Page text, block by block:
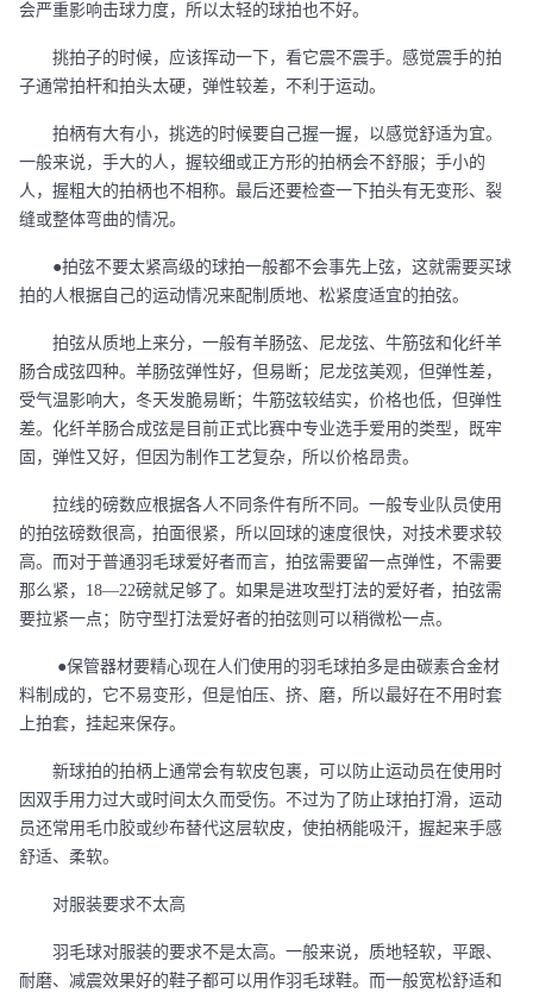
会严重影响击球力度，所以太轻的球拍也不好。
挑拍子的时候，应该挥动一下，看它震不震手。感觉震手的拍
子通常拍杆和拍头太硬，弹性较差，不利于运动。
拍柄有大有小，挑选的时候要自己握一握，以感觉舒适为宜。
一般来说，手大的人，握较细或正方形的拍柄会不舒服；手小的
人，握粗大的拍柄也不相称。最后还要检查一下拍头有无变形、裂
缝或整体弯曲的情况。
●拍弦不要太紧高级的球拍一般都不会事先上弦，这就需要买球
拍的人根据自己的运动情况来配制质地、松紧度适宜的拍弦。
拍弦从质地上来分，一般有羊肠弦、尼龙弦、牛筋弦和化纤羊
肠合成弦四种。羊肠弦弹性好，但易断；尼龙弦美观，但弹性差，
受气温影响大，冬天发脆易断；牛筋弦较结实，价格也低，但弹性
差。化纤羊肠合成弦是目前正式比赛中专业选手爱用的类型，既牢
固，弹性又好，但因为制作工艺复杂，所以价格昂贵。
拉线的磅数应根据各人不同条件有所不同。一般专业队员使用
的拍弦磅数很高，拍面很紧，所以回球的速度很快，对技术要求较
高。而对于普通羽毛球爱好者而言，拍弦需要留一点弹性，不需要
那么紧， 18—22磅就足够了。如果是进攻型打法的爱好者，拍弦需
要拉紧一点；防守型打法爱好者的拍弦则可以稍微松一点。
●保管器材要精心现在人们使用的羽毛球拍多是由碳素合金材
料制成的，它不易变形，但是怕压、挤、磨，所以最好在不用时套
上拍套，挂起来保存。
新球拍的拍柄上通常会有软皮包裹，可以防止运动员在使用时
因双手用力过大或时间太久而受伤。不过为了防止球拍打滑，运动
员还常用毛巾胶或纱布替代这层软皮，使拍柄能吸汗，握起来手感
舒适、柔软。
对服装要求不太高
羽毛球对服装的要求不是太高。一般来说，质地轻软，平跟、
耐磨、减震效果好的鞋子都可以用作羽毛球鞋。而一般宽松舒适和